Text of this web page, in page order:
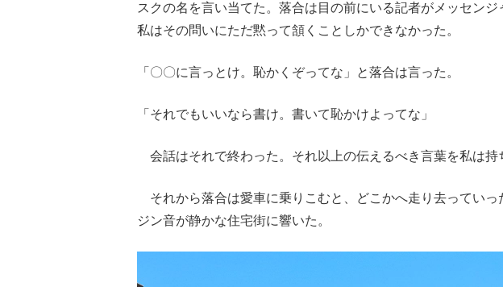
スクの名を言い当てた。落合は目の前にいる記者がメッセンジ
私はその問いにただ黙って頷くことしかできなかった。
「〇〇に言っとけ。恥かくぞってな」と落合は言った。
「それでもいいなら書け。書いて恥かけよってな」
会話はそれで終わった。それ以上の伝えるべき言葉を私は持
それから落合は愛車に乗りこむと、どこかへ走り去ってい
ジン音が静かな住宅街に響いた。